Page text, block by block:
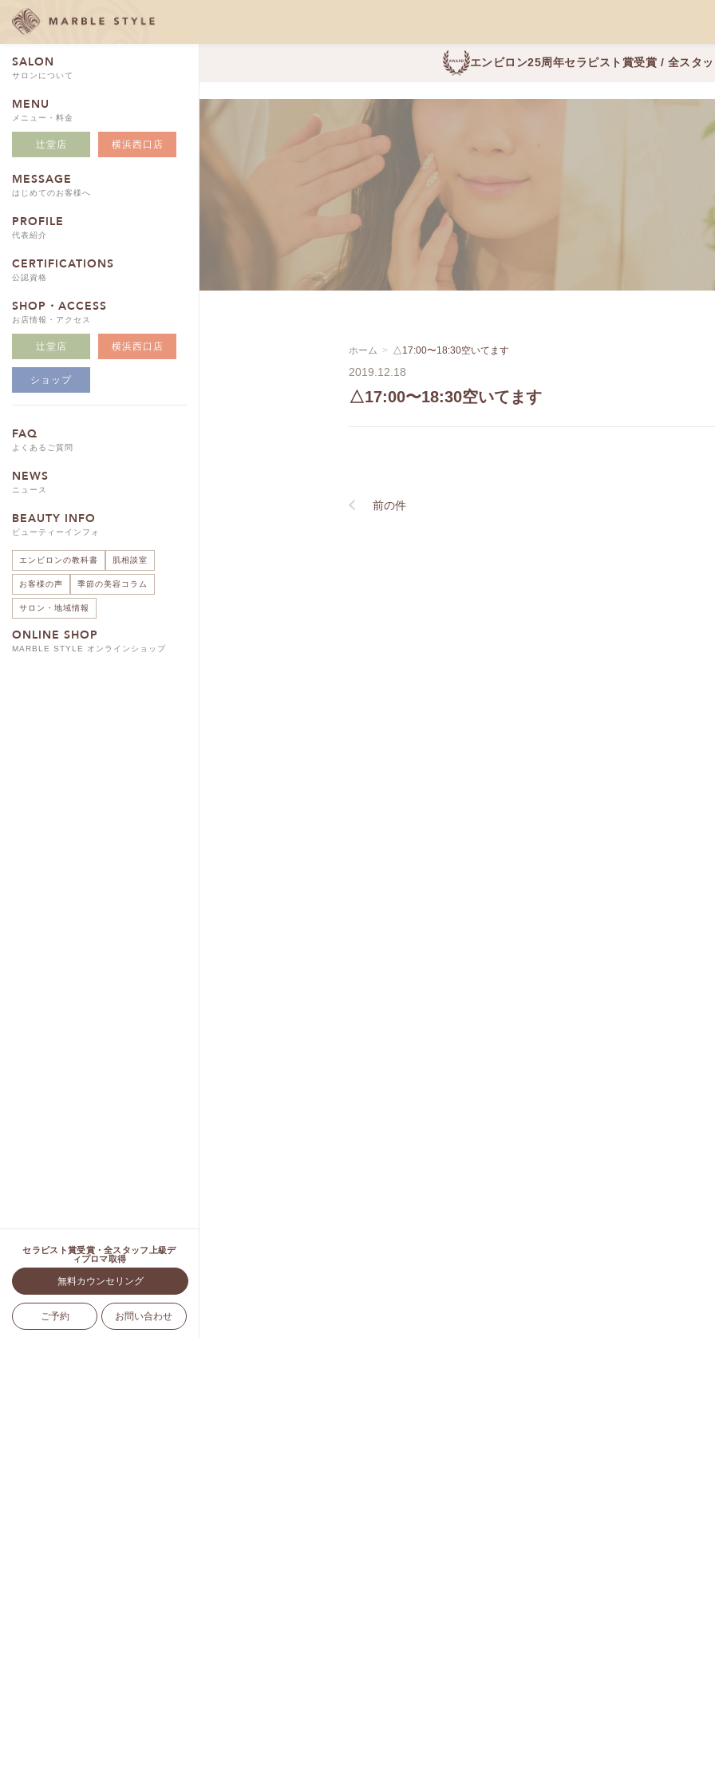
SALON
サロンについて
MENU
メニュー・料金
辻堂店 横浜西口店
MESSAGE
はじめてのお客様へ
PROFILE
代表紹介
CERTIFICATIONS
公認資格
SHOP・ACCESS
お店情報・アクセス
辻堂店 横浜西口店
ショップ
FAQ
よくあるご質問
NEWS
ニュース
BEAUTY INFO
ビューティーインフォ
エンビロンの教科書 肌相談室
お客様の声 季節の美容コラム
サロン・地域情報
ONLINE SHOP
MARBLE STYLE オンラインショップ
セラピスト賞受賞・全スタッフ上級デ
ィプロマ取得
無料カウンセリング
ご予約 お問い合わせ
エンビロン25周年セラピスト賞受賞 / 全スタ
ホーム △17:00〜18:30空いてます
2019.12.18
△17:00〜18:30空いてます
前の件